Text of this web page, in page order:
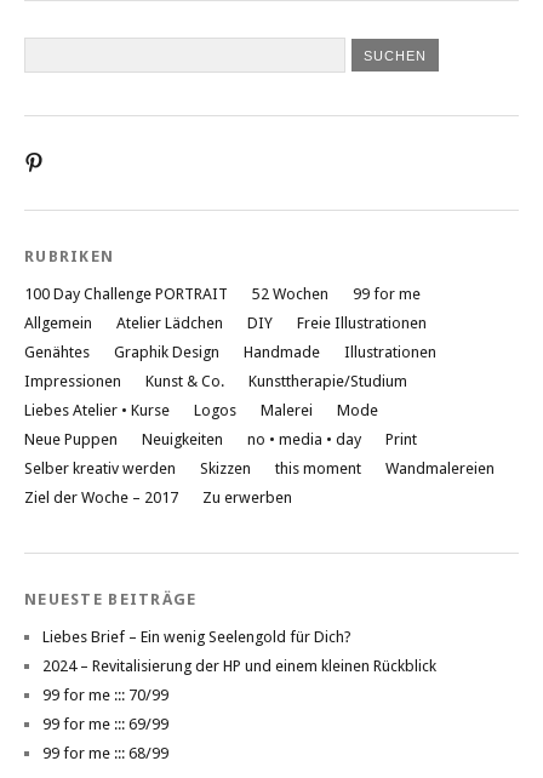
anzeigen
RUBRIKEN
100 Day Challenge PORTRAIT 52 Wochen
99 for me
Allgemein
Atelier Lädchen DIY
Freie Illustrationen
Genähtes
Graphik Design Handmade
Illustrationen
Impressionen
Kunst & Co.
Kunsttherapie/Studium
Liebes Atelier • Kurse
Logos Malerei
Mode
Neue Puppen
Neuigkeiten no • media • day
Print
Selber kreativ werden
Skizzen this moment
Wandmalereien
Ziel der Woche – 2017
Zu erwerben
NEUESTE BEITRÄGE
Liebes Brief – Ein wenig Seelengold für Dich?
2024 – Revitalisierung der HP und einem kleinen Rückblick
99 for me ::: 70/99
99 for me ::: 69/99
99 for me ::: 68/99